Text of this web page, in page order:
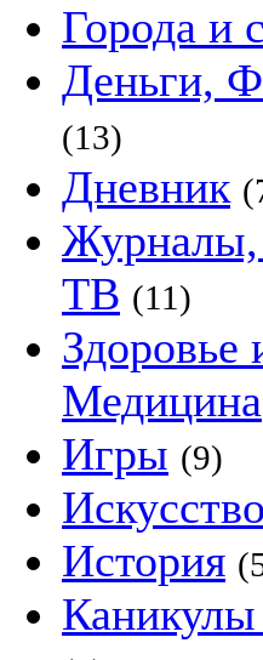
Города и
Деньги,
(13)
Дневник
Журналы,
ТВ (11)
Здоровье
Медицина
Игры (9)
Искусство
История